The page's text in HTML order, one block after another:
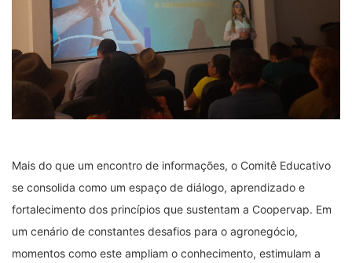
Mais do que um encontro de informações, o Comitê Educativo
se consolida como um espaço de diálogo, aprendizado e
fortalecimento dos princípios que sustentam a Coopervap. Em
um cenário de constantes desafios para o agronegócio,
momentos como este ampliam o conhecimento, estimulam a